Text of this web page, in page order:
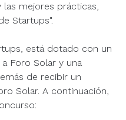
mejores prácticas,
Startups".
está dotado con un
Foro Solar y una
de recibir un
Solar. A continuación,